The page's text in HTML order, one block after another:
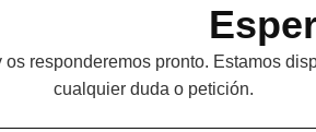
os responderemos pronto. Estamos
cualquier duda o petición.